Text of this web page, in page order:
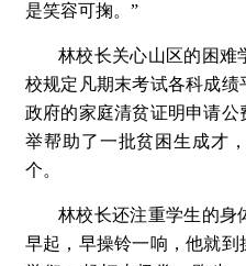
是笑容可掬。”
林校长关心山区的困难
校规定凡期末考试各科成
政府的家庭清贫证明申请
举帮助了一批贫困生成才
个。
林校长还注重学生的身
早起，早操铃一响，他就到